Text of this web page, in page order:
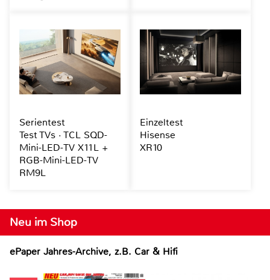
Neu im Shop
ePaper Jahres-Archive, z.B. Car & Hifi
Serientest
Test TVs · TCL SQD-
Mini-LED-TV X11L +
RGB-Mini-LED-TV
RM9L
Einzeltest
Hisense
XR10